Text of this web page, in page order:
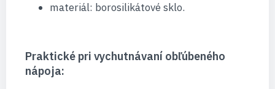
materiál: borosilikátové sklo.
Praktické pri vychutnávaní obľúbeného
nápoja: